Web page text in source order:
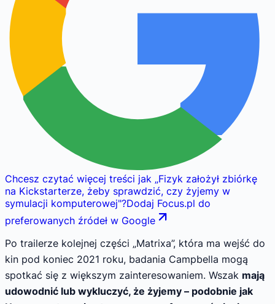
Chcesz czytać więcej treści jak „Fizyk założył zbiórkę
na Kickstarterze, żeby sprawdzić, czy żyjemy w
symulacji komputerowej"?Dodaj Focus.pl do
preferowanych źródeł w Google
Po trailerze kolejnej części „Matrixa”, która ma wejść do
kin pod koniec 2021 roku, badania Campbella mogą
spotkać się z większym zainteresowaniem. Wszak mają
udowodnić lub wykluczyć, że żyjemy – podobnie jak